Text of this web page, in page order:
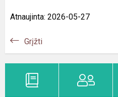
Atnaujinta: 2026-05-27
Grįžti